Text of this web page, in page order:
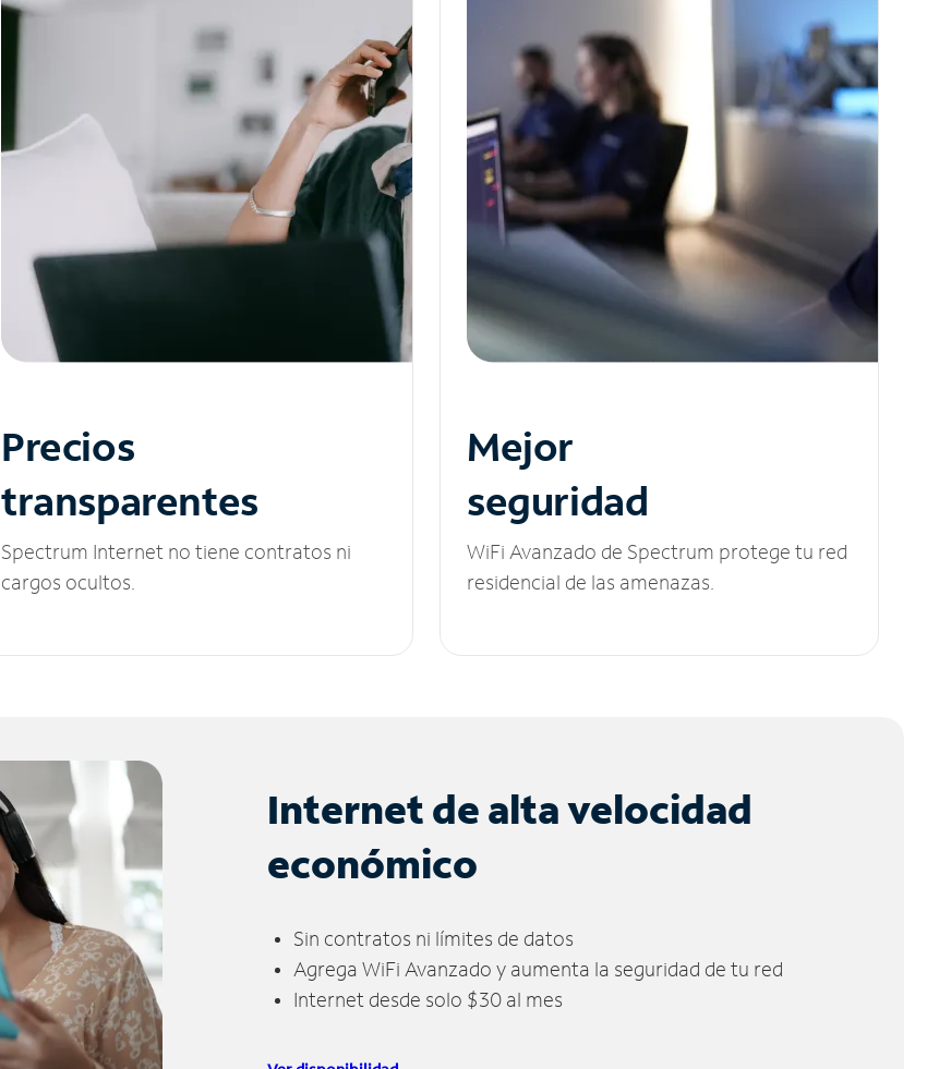
Precios
transparentes
Spectrum Internet no tiene contratos ni
cargos ocultos.
Mejor
seguridad
WiFi Avanzado de Spectrum protege tu red
residencial de las amenazas.
Internet de alta velocidad
económico
Sin contratos ni límites de datos
Agrega WiFi Avanzado y aumenta la seguridad de tu red
Internet desde solo $30 al mes